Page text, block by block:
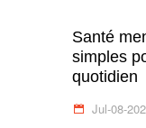
Santé
simples
quotidien
Jul-08-